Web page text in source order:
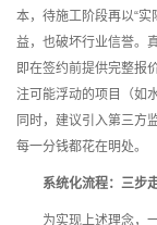
本，待施工阶段再以“
益，也破坏行业信誉。
即在签约前提供完整报
注可能浮动的项目（如
同时，建议引入第三方
每一分钱都花在明处。
系统化流程：三步
为实现上述理念，一